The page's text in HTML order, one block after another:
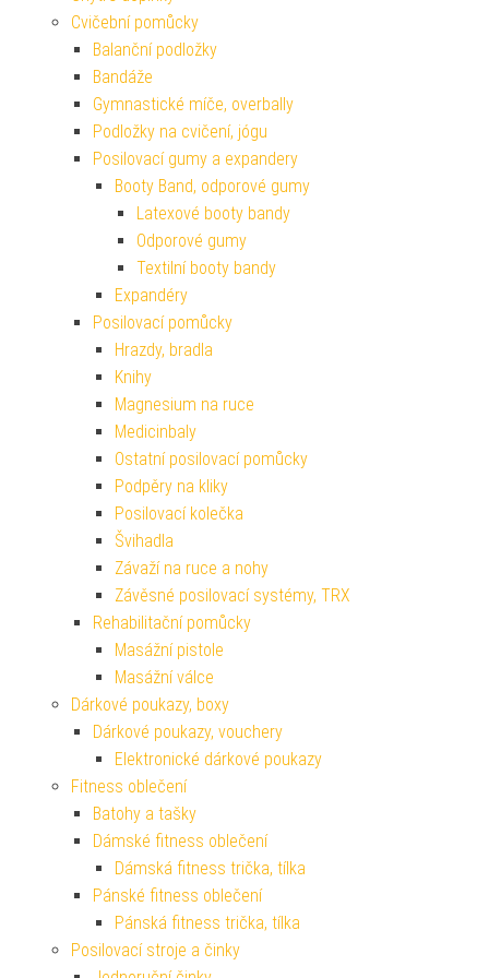
Cvičební pomůcky
Balanční podložky
Bandáže
Gymnastické míče, overbally
Podložky na cvičení, jógu
Posilovací gumy a expandery
Booty Band, odporové gumy
Latexové booty bandy
Odporové gumy
Textilní booty bandy
Expandéry
Posilovací pomůcky
Hrazdy, bradla
Knihy
Magnesium na ruce
Medicinbaly
Ostatní posilovací pomůcky
Podpěry na kliky
Posilovací kolečka
Švihadla
Závaží na ruce a nohy
Závěsné posilovací systémy, TRX
Rehabilitační pomůcky
Masážní pistole
Masážní válce
Dárkové poukazy, boxy
Dárkové poukazy, vouchery
Elektronické dárkové poukazy
Fitness oblečení
Batohy a tašky
Dámské fitness oblečení
Dámská fitness trička, tílka
Pánské fitness oblečení
Pánská fitness trička, tílka
Posilovací stroje a činky